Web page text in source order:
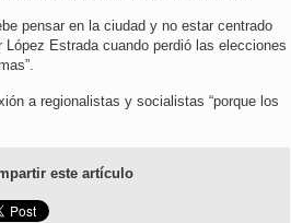
pensar en la ciudad y no estar centrado
Estrada cuando perdió las elecciones
a regionalistas y socialistas “porque los
este artículo